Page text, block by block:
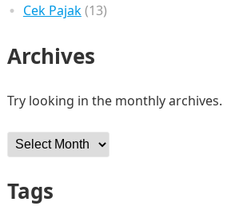
Cek Pajak(13)
Archives
Try looking in the monthly archives.
Archives
Tags